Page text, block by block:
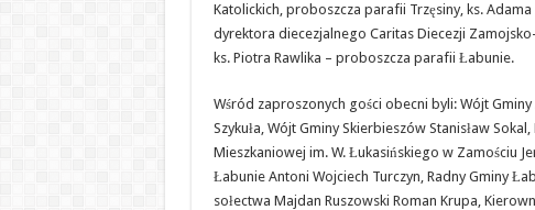
Katolickich, proboszcza parafii Trzęsiny, ks. Adama
dyrektora diecezjalnego Caritas Diecezji
ks. Piotra Rawlika – proboszcza parafii Łabunie.
Wśród zaproszonych gości obecni byli: Wójt
Szykuła, Wójt Gminy Skierbieszów Stanisław
Mieszkaniowej im. W. Łukasińskiego w Zamościu
Łabunie Antoni Wojciech Turczyn, Radny Gminy
sołectwa Majdan Ruszowski Roman Krupa,